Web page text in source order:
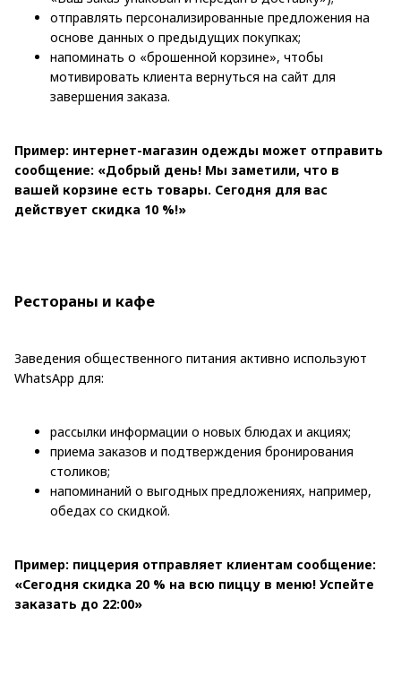
отправлять персонализированные предложения на
основе данных о предыдущих покупках;
напоминать о «брошенной корзине», чтобы
мотивировать клиента вернуться на сайт для
завершения заказа.
Пример: интернет-магазин одежды может отправить
сообщение: «Добрый день! Мы заметили, что в
вашей корзине есть товары. Сегодня для вас
действует скидка 10 %!»
Рестораны и кафе
Заведения общественного питания активно используют
WhatsApp для:
рассылки информации о новых блюдах и акциях;
приема заказов и подтверждения бронирования
столиков;
напоминаний о выгодных предложениях, например,
обедах со скидкой.
Пример: пиццерия отправляет клиентам сообщение:
«Сегодня скидка 20 % на всю пиццу в меню! Успейте
заказать до 22:00»